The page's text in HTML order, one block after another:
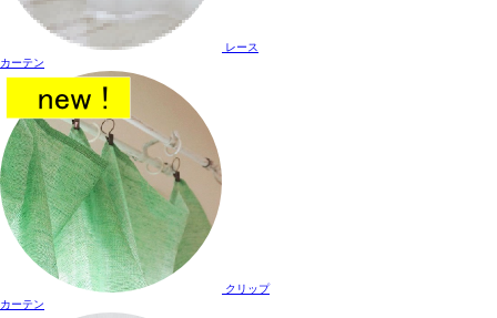
レース
カーテン
クリップ
カーテン